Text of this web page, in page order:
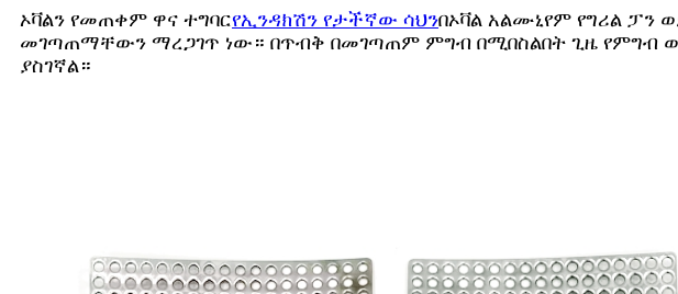
ኦቫልን የመጠቀም ዋና ተግባርየኢንዳክሽን የታችኛው ሳህንበኦቫል አልሙኒየም የግሪል
መገጣጠማቸውን ማረጋገጥ ነው። በጥብቅ በመገጣጠም ምግብ በሚበስልበት ጊዜ የምግብ
ያስገኛል።